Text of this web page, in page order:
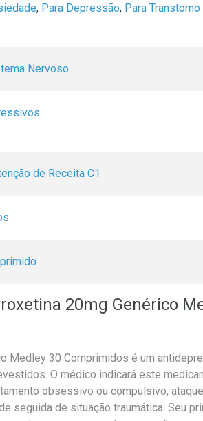
, Para Depressão, Para Transtorno
Nervoso
de Receita C1
20mg Genérico
Medley 30 Comprimidos é um
O médico indicará este
obsessivo ou compulsivo,
seguida de situação traumática. Seu